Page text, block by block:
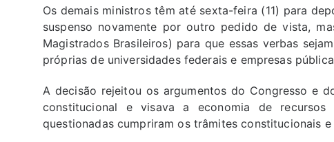
Os demais ministros têm até sexta-feira (11) para
suspenso novamente por outro pedido de vista,
Magistrados Brasileiros) para que essas verbas
próprias de universidades federais e empresas
A decisão rejeitou os argumentos do Congresso e
constitucional e visava a economia de
questionadas cumpriram os trâmites constitucionais e